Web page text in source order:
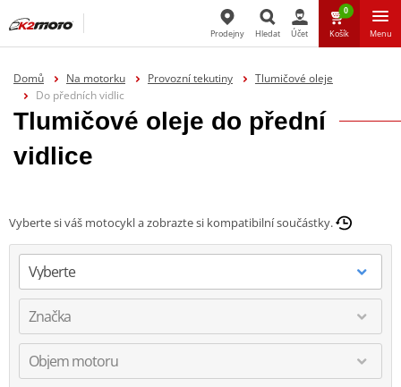
Prodejny Hledat Účet
0
Košík Menu
Domů Na motorku Provozní tekutiny
Tlumičové oleje
Do předních vidlic
Tlumičové oleje do přední
vidlice
Vyberte si váš motocykl a zobrazte si kompatibilní součástky.